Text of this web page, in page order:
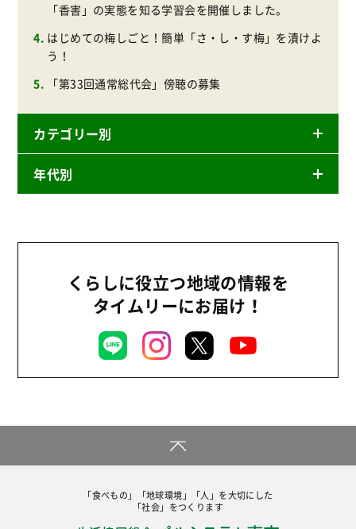
「香害」の実態を知る学習会を開催しました。
はじめての梅しごと！簡単「さ・し・す梅」を漬けよ
う！
「第33回通常総代会」傍聴の募集
カテゴリー別
ニュースリリース
組合員活動
平和と国際連帯
ぱる★キッズ
パルシステムでんき
年代別
2024年くらしに役立つ地域の情報を
タイムリーにお届け！
「食べもの」「地球環境」「人」を大切にした
「社会」をつくります